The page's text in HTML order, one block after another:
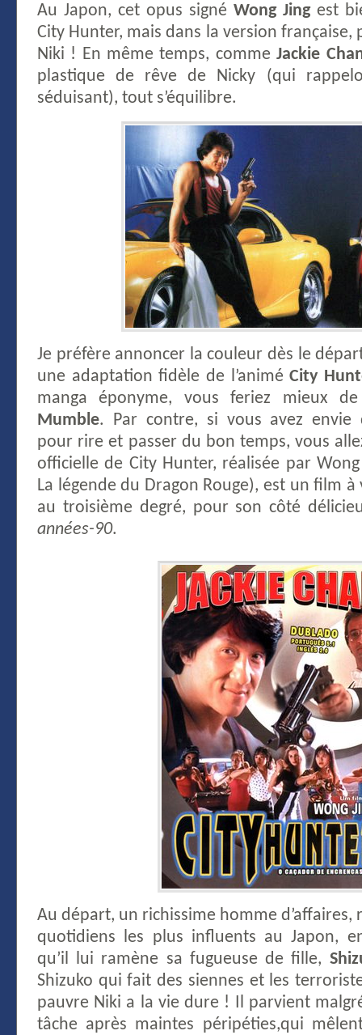
Au Japon, cet opus signé Wong Jingest
City Hunter, mais dans la version
Niki ! En même temps, commeJackie
plastique de rêve de Nicky (qui
séduisant), tout s’équilibre.
Je préfère annoncer la couleur dès le
une adaptation fidèle de l’animéCity
manga éponyme, vous feriez mieux
Mumble. Par contre, si vous avez envie
pour rire et passer du bon temps, vous
officielle de City Hunter, réalisée par
La légende du Dragon Rouge), est un film
au troisième degré, pour son côté
années-90.
Au départ, un richissime homme d’affaires,
quotidiens les plus influents au Japon,
qu’il lui ramène sa fugueuse de fille,
Shizuko qui fait des siennes et les
pauvre Niki a la vie dure ! Il parvient
tâche après maintes péripéties,qui